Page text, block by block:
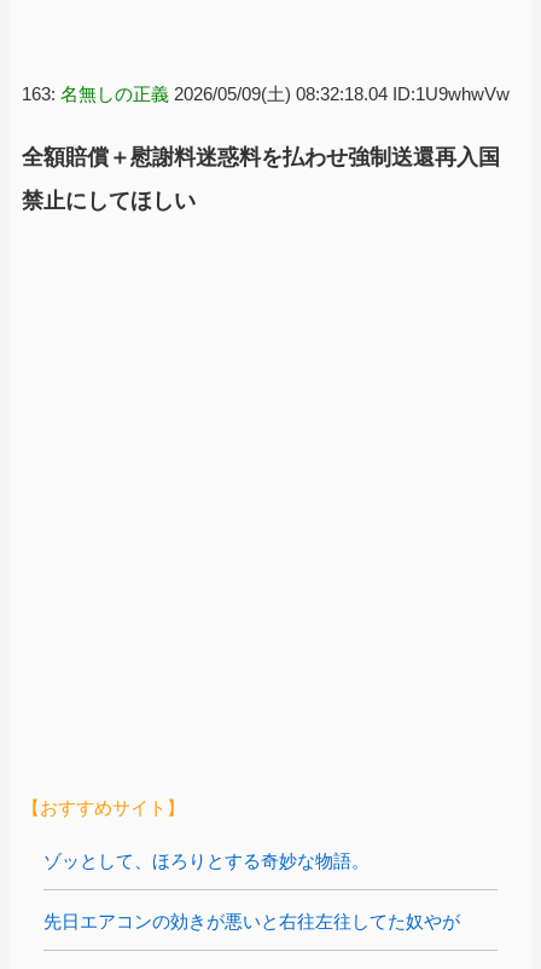
163: 名無しの正義 2026/05/09(土) 08:32:18.04 ID:1U9whwVw
全額賠償＋慰謝料迷惑料を払わせ強制送還再入国
禁止にしてほしい
【おすすめサイト】
ゾッとして、ほろりとする奇妙な物語。
先日エアコンの効きが悪いと右往左往してた奴やが